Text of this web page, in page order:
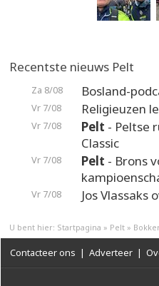
Recentste nieuws Pelt
Za 8/08 Bosland-
Vr 7/08 Religieuzen
Vr 7/08 Pelt - Peltse
Classic
Vr 7/08 Pelt - Brons
Vr 7/08 Jos Vlassaks
U bent hier: Startpagina » Pelt »
Contacteer ons | Adverteer |